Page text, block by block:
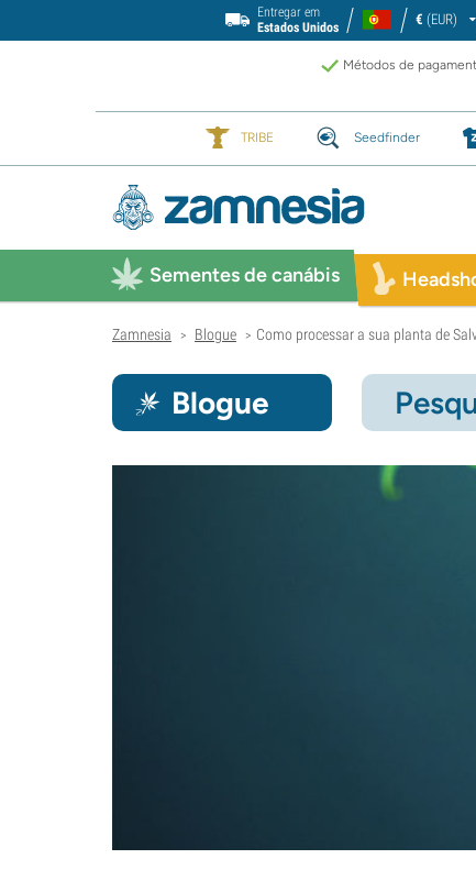
Entregar em
Estados Unidos
€ (EUR)
Métodos de
TRIBE Seedfinder
Sementes de canábis
Zamnesia > Blogue > Como processar a sua planta de
Blogue